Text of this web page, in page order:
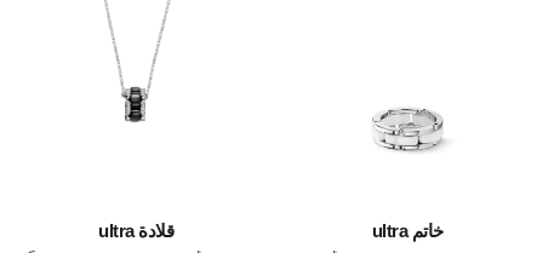
خاتم ultra قلادة ultra